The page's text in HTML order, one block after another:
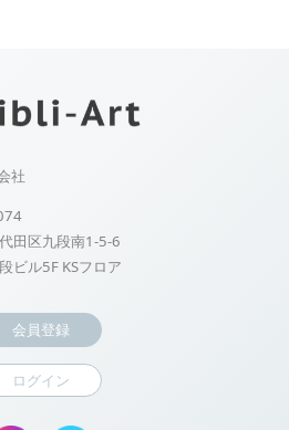
社
田区九段南1-5-6
ビル5F KSフロア
会員登録
ログイン